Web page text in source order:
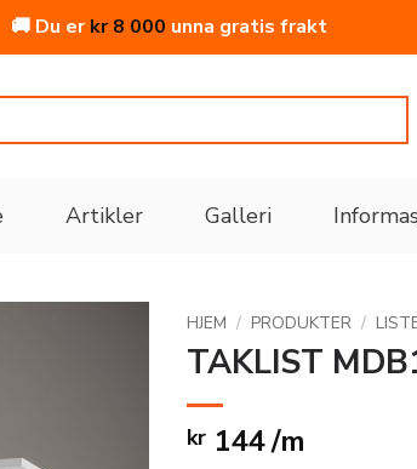
🚚 Du erkr8 000 unna gratis frakt
Artikler Galleri
HJEM / PRODUKTER /
TAKLIST
kr 144 /m